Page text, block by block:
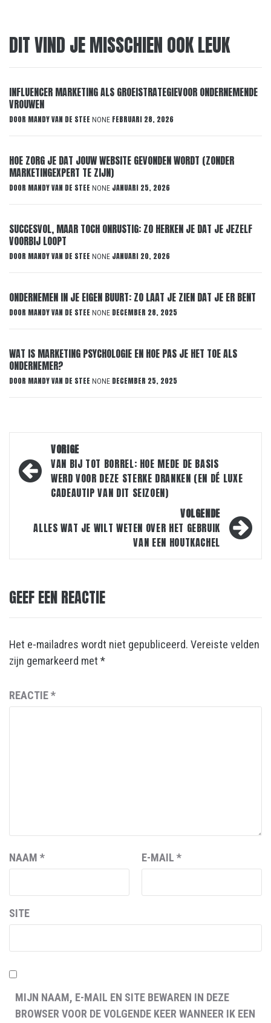
DIT VIND JE MISSCHIEN OOK LEUK
INFLUENCER MARKETING ALS GROEISTRATEGIEVOOR ONDERNEMENDE
VROUWEN
DOOR MANDY VAN DE STEE NONE FEBRUARI 28, 2026
HOE ZORG JE DAT JOUW WEBSITE GEVONDEN WORDT (ZONDER
MARKETINGEXPERT TE ZIJN)
DOOR MANDY VAN DE STEE NONE JANUARI 25, 2026
SUCCESVOL, MAAR TOCH ONRUSTIG: ZO HERKEN JE DAT JE JEZELF
VOORBIJ LOOPT
DOOR MANDY VAN DE STEE NONE JANUARI 20, 2026
ONDERNEMEN IN JE EIGEN BUURT: ZO LAAT JE ZIEN DAT JE ER BENT
DOOR MANDY VAN DE STEE NONE DECEMBER 28, 2025
WAT IS MARKETING PSYCHOLOGIE EN HOE PAS JE HET TOE ALS
ONDERNEMER?
DOOR MANDY VAN DE STEE NONE DECEMBER 25, 2025
Bericht
navigatie
VORIGE
VAN BIJ TOT BORREL: HOE MEDE DE BASIS
WERD VOOR DEZE STERKE DRANKEN (EN DÉ LUXE
CADEAUTIP VAN DIT SEIZOEN)
VOLGENDE
ALLES WAT JE WILT WETEN OVER HET GEBRUIK
VAN EEN HOUTKACHEL
GEEF EEN REACTIE
Het e-mailadres wordt niet gepubliceerd. Vereiste velden
zijn gemarkeerd met *
REACTIE*
NAAM * E-MAIL *
SITE
MIJN NAAM, E-MAIL EN SITE BEWAREN IN DEZE
BROWSER VOOR DE VOLGENDE KEER WANNEER IK EEN